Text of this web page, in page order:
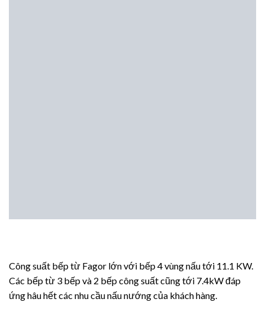
Công suất bếp từ Fagor lớn với bếp 4 vùng nấu tới 11.1 KW.
Các bếp từ 3 bếp và 2 bếp công suất cũng tới 7.4kW đáp
ứng hâu hết các nhu cầu nấu nướng của khách hàng.